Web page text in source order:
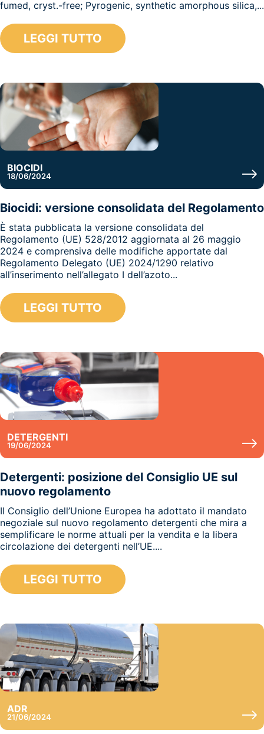
fumed, cryst.-free; Pyrogenic, synthetic amorphous silica,...
LEGGI TUTTO
BIOCIDI
18/06/2024
Biocidi: versione consolidata del Regolamento
È stata pubblicata la versione consolidata del
Regolamento (UE) 528/2012 aggiornata al 26 maggio
2024 e comprensiva delle modifiche apportate dal
Regolamento Delegato (UE) 2024/1290 relativo
all’inserimento nell’allegato I dell’azoto...
LEGGI TUTTO
DETERGENTI
19/06/2024
Detergenti: posizione del Consiglio UE sul
nuovo regolamento
Il Consiglio dell’Unione Europea ha adottato il mandato
negoziale sul nuovo regolamento detergenti che mira a
semplificare le norme attuali per la vendita e la libera
circolazione dei detergenti nell’UE....
LEGGI TUTTO
ADR
21/06/2024